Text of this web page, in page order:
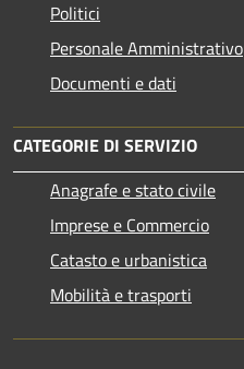
Politici
Personale Amministrativo
Documenti e dati
CATEGORIE DI SERVIZIO
Anagrafe e stato civile
Imprese e Commercio
Catasto e urbanistica
Mobilità e trasporti